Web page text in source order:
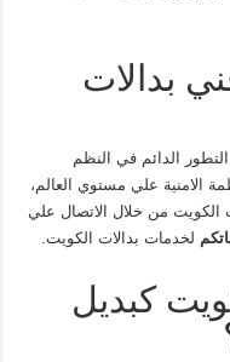
بدالات
الدائم في النظم
الامنية علي مستوي العالم،
من خلال الاتصال علي
لخدمات بدالات الكويت.
كبديل